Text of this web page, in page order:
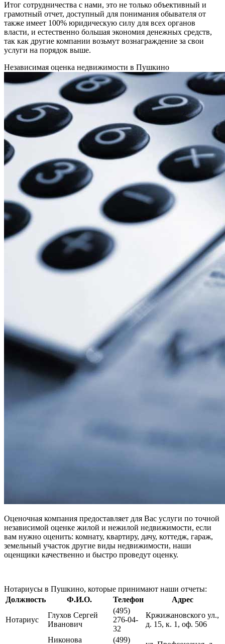
Итог сотрудничества с нами, это не только объективный и
грамотный отчет, доступный для понимания обывателя от
также имеет 100% юридическую силу для всех органов
власти, и естественно большая экономия денежных средств,
так как другие компании возьмут вознаграждение за свои
услуги на порядок выше.
Независимая оценка недвижимости в Пушкино
Оценочная компания предоставляет для Вас услуги по точной
независимой оценке жилой и нежилой недвижимости, если
вам нужно оценить: комнату, квартиру, дачу, коттедж, гараж,
земельный участок другие виды недвижимости, наши
оценщики качественно и быстро проведут оценку.
Нотариусы в Пушкино, которые принимают наши отчеты:
Должность
Ф.И.О. Телефон Адрес
Нотариус
Глухов Сергей
Иванович
(495)
276-04-
32
Кржижановского ул.,
д. 15, к. 1, оф. 506
Никонова
(499)